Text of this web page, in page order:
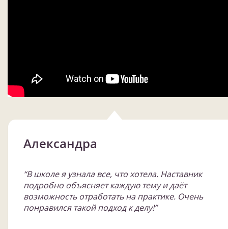
Александра
“В школе я узнала все, что хотела. Наставник
подробно объясняет каждую тему и даёт
возможность отработать на практике. Очень
понравился такой подход к делу!”